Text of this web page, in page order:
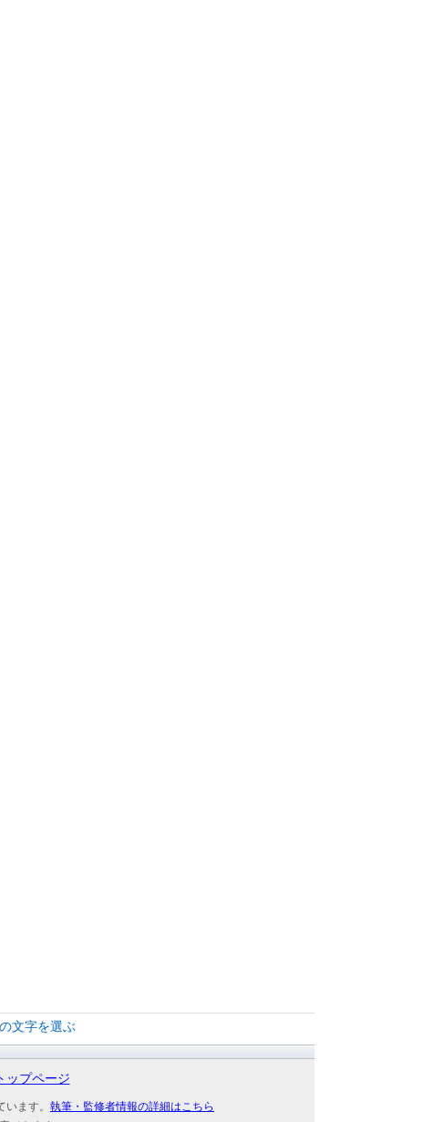
文字を選ぶ
ップページ
ます。 執筆・監修者情報の詳細はこちら